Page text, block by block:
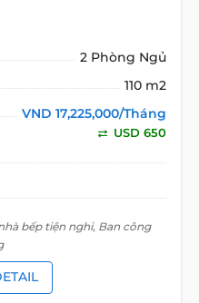
2 Phòng Ngủ
110 m2
VND 17,225,000/Tháng
USD 650
bếp tiện nghi, Ban công